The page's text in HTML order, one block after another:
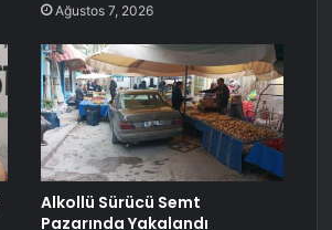
Ağustos 7, 2026
Alkollü Sürücü Semt
Pazarında Yakalandı